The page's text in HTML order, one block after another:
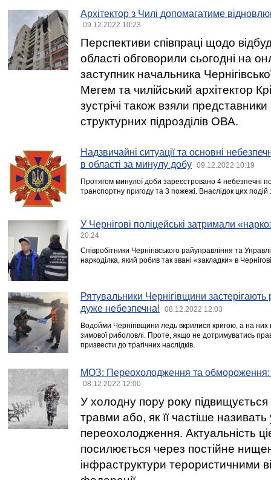
Архітектор з Чилі допомагатиме
09.12.2022 10:23
Перспективи співпраці щодо
області обговорили сьогодні на
заступник начальника
Мегем та чилійський архітектор
зустрічі також взяли
структурних підрозділів ОВА.
Надзвичайні ситуації та основні
в області за минулу добу
09.12.2022 10:19
Протягом минулої доби зареєстровано 4 небезпечні
транспортну пригоду та 3 пожежі. Внаслідок цих
У Чернігові поліцейські затримали
20:24
Співробітники Чернігівського райуправління та
наркоділка, який робив так звані «закладки» в
Рятувальники Чернігівщини застерігають
дуже небезпечна!
08.12.2022 12:03
Водойми Чернігівщини ледь вкрилися кригою, а на
зимової риболовлі. Проте, якщо не дотримуватись
призвести до трагічних наслідків.
МОЗ: Переохолодження та обмороження:
08.12.2022 12:00
У холодну пору року підвищується
травми або, як її частіше називать
переохолодження. Актуальність
посилюється через постійне
інфраструктури терористичними